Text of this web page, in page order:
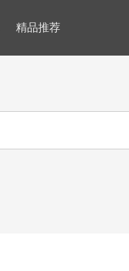
精品推荐